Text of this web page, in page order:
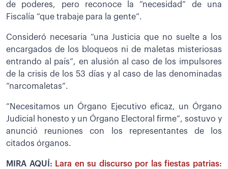
de poderes, pero reconoce la “necesidad” de una
Fiscalía “que trabaje para la gente”.
Consideró necesaria “una Justicia que no suelte a los
encargados de los bloqueos ni de maletas misteriosas
entrando al país”, en alusión al caso de los impulsores
de la crisis de los 53 días y al caso de las denominadas
“narcomaletas”.
“Necesitamos un Órgano Ejecutivo eficaz, un Órgano
Judicial honesto y un Órgano Electoral firme”, sostuvo y
anunció reuniones con los representantes de los
citados órganos.
MIRA AQUÍ: Lara en su discurso por las fiestas patrias: